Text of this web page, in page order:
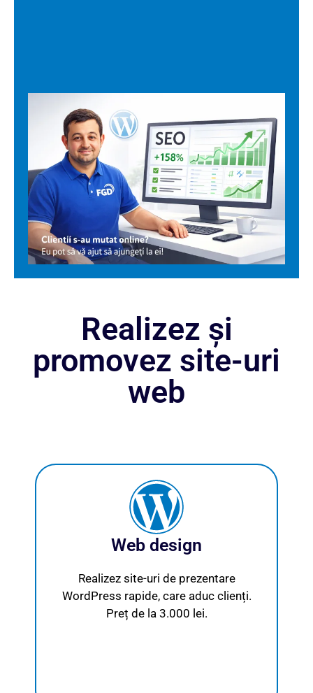
Realizez și
promovez site-uri
web
Web design
Realizez site-uri de prezentare
WordPress rapide, care aduc clienți.
Preț de la 3.000 lei.